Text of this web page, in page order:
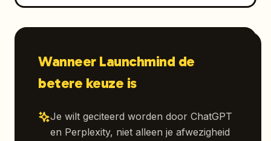
Wanneer Launchmind de
betere keuze is
Je wilt geciteerd worden door ChatGPT
en Perplexity, niet alleen je afwezigheid